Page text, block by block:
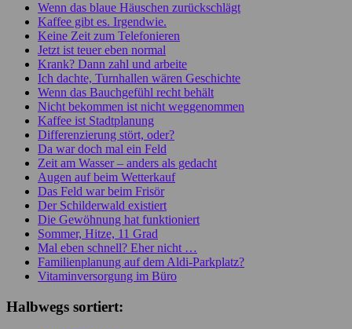
Wenn das blaue Häuschen zurückschlägt
Kaffee gibt es. Irgendwie.
Keine Zeit zum Telefonieren
Jetzt ist teuer eben normal
Krank? Dann zahl und arbeite
Ich dachte, Turnhallen wären Geschichte
Wenn das Bauchgefühl recht behält
Nicht bekommen ist nicht weggenommen
Kaffee ist Stadtplanung
Differenzierung stört, oder?
Da war doch mal ein Feld
Zeit am Wasser – anders als gedacht
Augen auf beim Wetterkauf
Das Feld war beim Frisör
Der Schilderwald existiert
Die Gewöhnung hat funktioniert
Sommer, Hitze, 11 Grad
Mal eben schnell? Eher nicht …
Familienplanung auf dem Aldi-Parkplatz?
Vitaminversorgung im Büro
Halbwegs sortiert: